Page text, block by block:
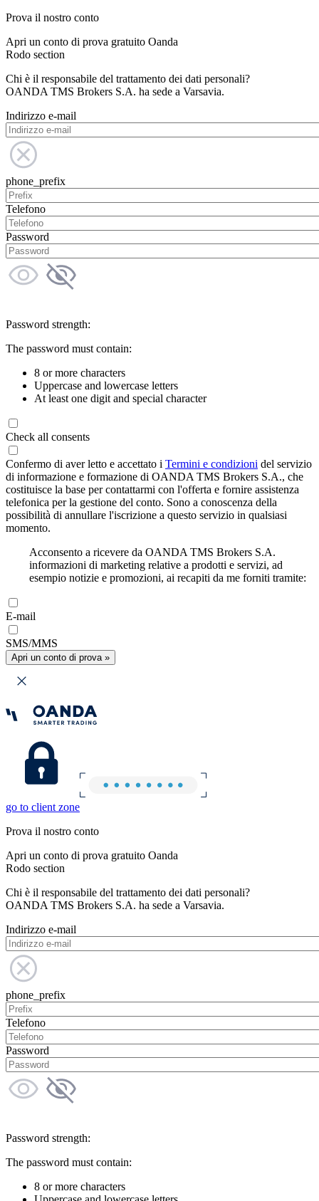
Prova il nostro conto
Apri un conto di prova gratuito Oanda
Rodo section
Chi è il responsabile del trattamento dei dati personali?
OANDA TMS Brokers S.A. ha sede a Varsavia.
Indirizzo e-mail
phone_prefix
Telefono
Password
Password strength:
The password must contain:
8 or more characters
Uppercase and lowercase letters
At least one digit and special character
Check all consents
Confermo di aver letto e accettato i Termini e condizioni del servizio
di informazione e formazione di OANDA TMS Brokers S.A., che
costituisce la base per contattarmi con l'offerta e fornire assistenza
telefonica per la gestione del conto. Sono a conoscenza della
possibilità di annullare l'iscrizione a questo servizio in qualsiasi
momento.
Acconsento a ricevere da OANDA TMS Brokers S.A.
informazioni di marketing relative a prodotti e servizi, ad
esempio notizie e promozioni, ai recapiti da me forniti tramite:
E-mail
SMS/MMS
Apri un conto di prova »
go to client zone
Prova il nostro conto
Apri un conto di prova gratuito Oanda
Rodo section
Chi è il responsabile del trattamento dei dati personali?
OANDA TMS Brokers S.A. ha sede a Varsavia.
Indirizzo e-mail
phone_prefix
Telefono
Password
Password strength:
The password must contain:
8 or more characters